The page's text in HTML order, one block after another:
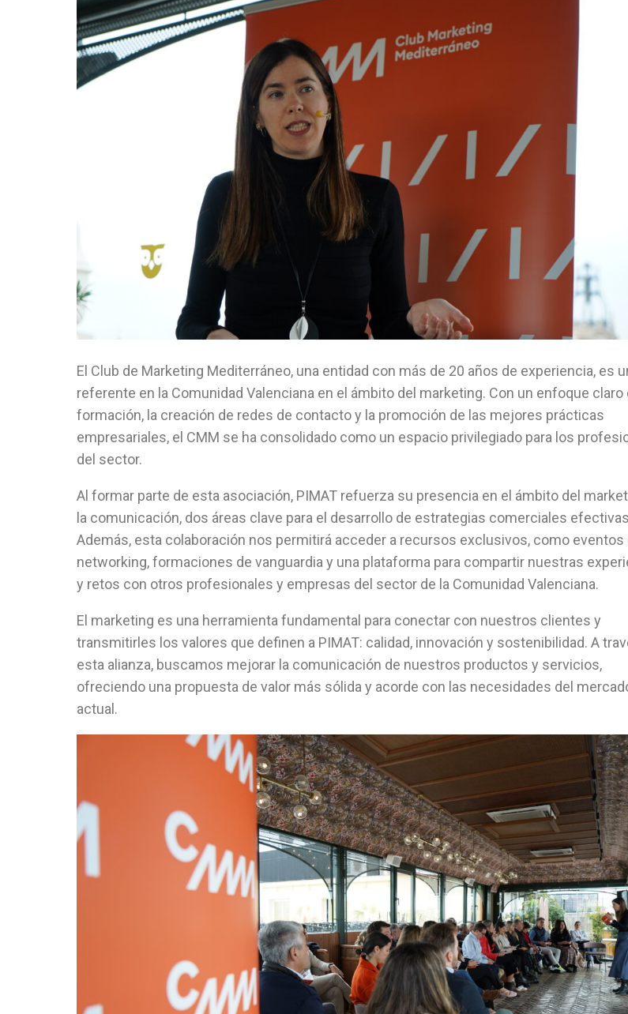
El Club de Marketing Mediterráneo, una entidad con más de 20 años de experiencia, es
referente en la Comunidad Valenciana en el ámbito del marketing. Con un enfoque claro
formación, la creación de redes de contacto y la promoción de las mejores prácticas
empresariales, el CMM se ha consolidado como un espacio privilegiado para los
del sector.
Al formar parte de esta asociación, PIMAT refuerza su presencia en el ámbito del
la comunicación, dos áreas clave para el desarrollo de estrategias comerciales
Además, esta colaboración nos permitirá acceder a recursos exclusivos, como eventos
networking, formaciones de vanguardia y una plataforma para compartir nuestras
y retos con otros profesionales y empresas del sector de la Comunidad Valenciana.
El marketing es una herramienta fundamental para conectar con nuestros clientes y
transmitirles los valores que definen a PIMAT: calidad, innovación y sostenibilidad. A
esta alianza, buscamos mejorar la comunicación de nuestros productos y servicios,
ofreciendo una propuesta de valor más sólida y acorde con las necesidades del
actual.